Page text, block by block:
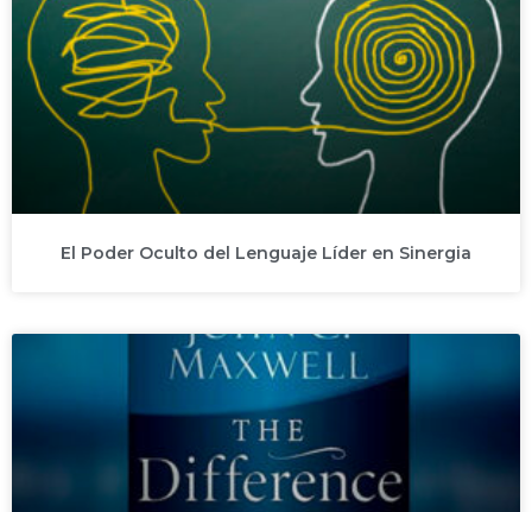
El Poder Oculto del Lenguaje Líder en Sinergia